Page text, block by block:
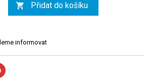
 Přidat do košíku
informovat